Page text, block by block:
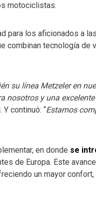
motociclistas.
para los aficionados a
combinan tecnología de
su línea Metzeler en
nosotros y una
. Y continuó: “Estamos
en donde se
de Europa. Este
un mayor